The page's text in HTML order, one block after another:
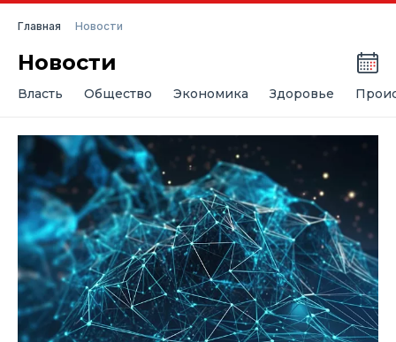
Главная Новости
Новости
Власть Общество Экономика Здоровье